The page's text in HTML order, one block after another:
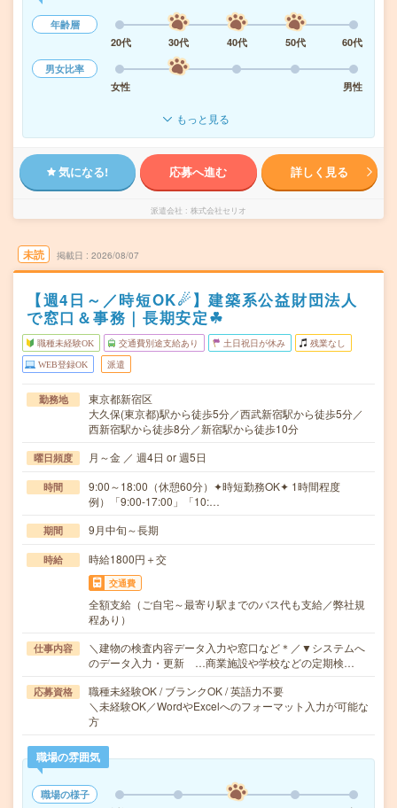
年齢層
20代
30代 40代 50代
60代
男女比率
女性
男性
もっと見る
気になる! 応募へ進む 詳しく見る
派遣会社 株式会社セリオ
未読 掲載日 2026/08/07
【週4日～／時短OK☄】建築系公益財団法人
で窓口＆事務｜長期安定☘︎
職種未経験OK 交通費別途支給あり 土日祝日が休み 残業なし
WEB登録OK 派遣
勤務地
東京都新宿区
大久保(東京都)駅から徒歩5分／西武新宿駅から徒歩5分／
西新宿駅から徒歩8分／新宿駅から徒歩10分
曜日頻度 月～金 ／ 週4日 or 週5日
時間
9:00～18:00（休憩60分）✦時短勤務OK✦ 1時間程度
例）「9:00-17:00」「10:…
期間 9月中旬～長期
時給 時給1800円＋交
交通費
全額支給（ご自宅～最寄り駅までのバス代も支給／弊社規
程あり）
仕事内容
＼建物の検査内容データ入力や窓口など＊／▼システムへ
のデータ入力・更新 …商業施設や学校などの定期検…
応募資格
職種未経験OK / ブランクOK / 英語力不要
＼未経験OK／WordやExcelへのフォーマット入力が可能な
方
職場の雰囲気
職場の様子